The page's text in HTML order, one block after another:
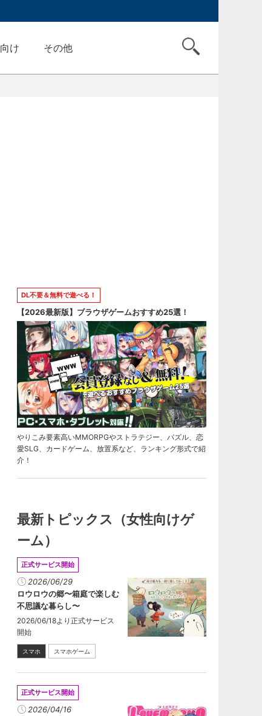
け その他
DL不要＆無料で遊べる！
【2026最新版】ブラウザゲームおすすめ25選！
やりこみ要素高いMMORPGやストラテジー、パズル、恋
愛SLG、カードゲーム、放置系など、ランキング形式で紹
介！
最新トピックス（女性向けゲ
ーム）
正式サービス開始
2026/06/29
ロウロウの郷〜箱庭で楽しむ
不思議な暮らし〜
2026/06/18より正式サービス
開始
スマホ スマホゲーム
正式サービス開始
2026/04/16